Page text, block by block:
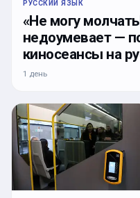
РУССКИЙ ЯЗЫК
«Не могу
недоумевает —
киносеансы на
1 день